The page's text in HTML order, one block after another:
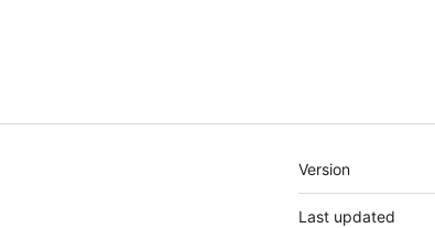
Meta
Version
Last updated